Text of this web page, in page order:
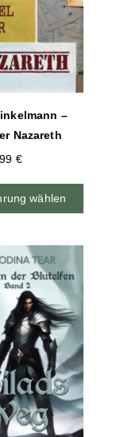
–
Nazareth
€
wählen